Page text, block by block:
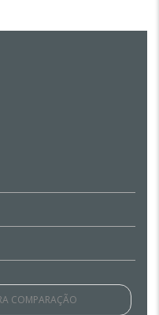
COMPARAÇÃO